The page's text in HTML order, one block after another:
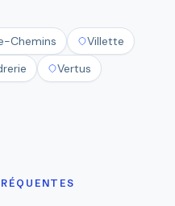
Chemins
Villette
Vertus